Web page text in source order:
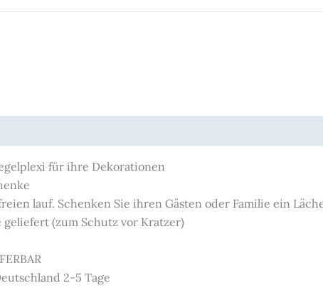
für ihre Dekorationen
lauf. Schenken Sie ihren Gästen oder Familie ein
(zum Schutz vor Kratzer)
2-5 Tage